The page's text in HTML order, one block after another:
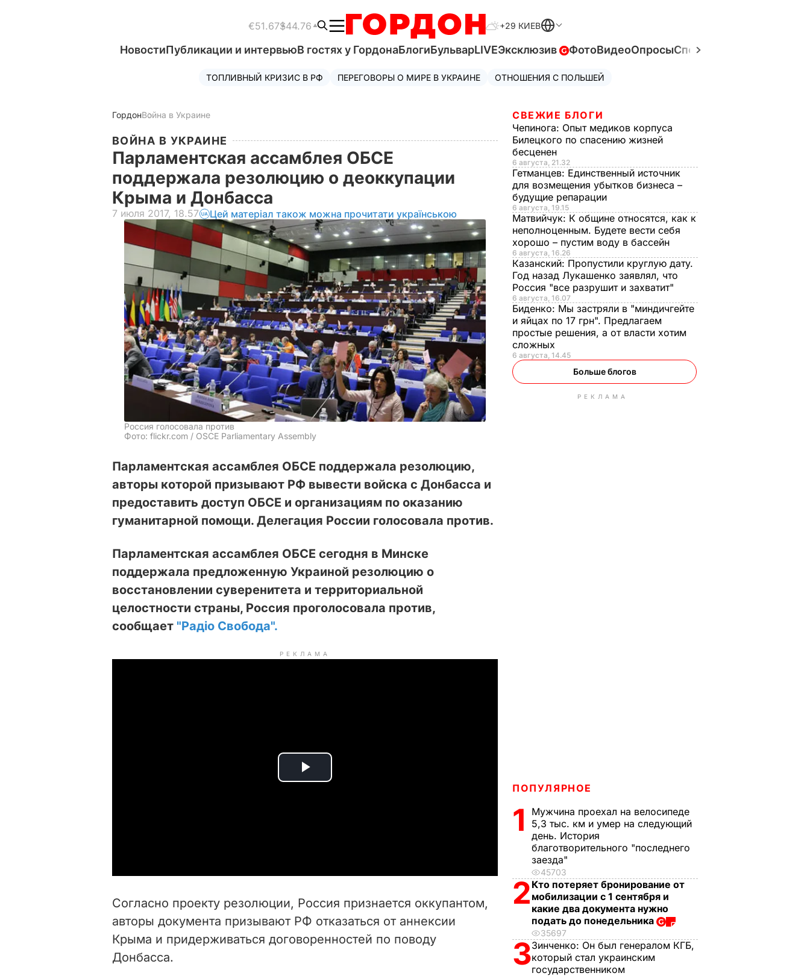
€51.67$44.76 +29 КИЕВ
НовостиПубликации и интервьюВ гостях у ГордонаБлогиБульварLIVEЭксклюзив ФотоВидеоОпросыСпецпроекты
ТОПЛИВНЫЙ КРИЗИС В РФ ПЕРЕГОВОРЫ О МИРЕ В УКРАИНЕ ОТНОШЕНИЯ С ПОЛЬШЕЙ
ГордонВойна в Украине
ВОЙНА В УКРАИНЕ
Парламентская ассамблея ОБСЕ
поддержала резолюцию о деоккупации
Крыма и Донбасса
7 июля 2017, 18.57 Цей матеріал також можна прочитати українською
Россия голосовала против
Фото: flickr.com / OSCE Parliamentary Assembly
Парламентская ассамблея ОБСЕ поддержала резолюцию,
авторы которой призывают РФ вывести войска с Донбасса и
предоставить доступ ОБСЕ и организациям по оказанию
гуманитарной помощи. Делегация России голосовала против.
Парламентская ассамблея ОБСЕ сегодня в Минске
поддержала предложенную Украиной резолюцию о
восстановлении суверенитета и территориальной
целостности страны, Россия проголосовала против,
сообщает "Радіо Свобода".
РЕКЛАМА
P
i
d
Согласно проекту резолюции, Россия признается оккупантом,
авторы документа призывают РФ отказаться от аннексии
Крыма и придерживаться договоренностей по поводу
Донбасса.
СВЕЖИЕ БЛОГИ
Чепинога: Опыт медиков корпуса
Билецкого по спасению жизней
бесценен
6 августа, 21.32
Гетманцев: Единственный источник
для возмещения убытков бизнеса –
будущие репарации
6 августа, 19.15
Матвийчук: К общине относятся, как к
неполноценным. Будете вести себя
хорошо – пустим воду в бассейн
6 августа, 16.26
Казанский: Пропустили круглую дату.
Год назад Лукашенко заявлял, что
Россия "все разрушит и захватит"
6 августа, 16.07
Биденко: Мы застряли в "миндичгейте
и яйцах по 17 грн". Предлагаем
простые решения, а от власти хотим
сложных
6 августа, 14.45
Больше блогов
РЕКЛАМА
ПОПУЛЯРНОЕ
1
Мужчина проехал на велосипеде
5,3 тыс. км и умер на следующий
день. История
благотворительного "последнего
заезда"
45703
2 Кто потеряет бронирование от
мобилизации с 1 сентября и
какие два документа нужно
подать до понедельника
35697
3Зинченко: Он был генералом КГБ,
который стал украинским
государственником